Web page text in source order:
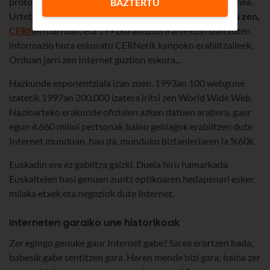
Urtebete geroago,1990ean,Internet modu itxian sortu zen,
CERNen barruan, eta 1991ko abuztura arte ezin izan zuten
informazio hura eskuratu CERNetik kanpoko erabiltzaileek.
Orduan jarri zen Internet guztion eskura...
Hazkunde esponentziala izan zuen. 1993an 100 webgune
izatetik 1997an 200.000 izatera iritsi zen World Wide Web.
Nazioarteko erakunde ofizialen azken datuen arabera, gaur
egun 4.660 milioi pertsonak baino gehiagok erabiltzen dute
Internet munduan, hau da, munduko biztanleriaren ia %60k.
Euskadin ere ez gabiltza gaizki. Duela hiru hamarkada
Euskaltelen hasi genuen zuntz optikoaren hedapenari esker,
milaka etxek eta negoziok dute Internet.
Interneten garaiko une historikoak
Zer egingo genuke gaur Internet gabe? Sarea erortzen bada,
babesik gabe sentitzen gara. Haren mende bizi gara; baina zer